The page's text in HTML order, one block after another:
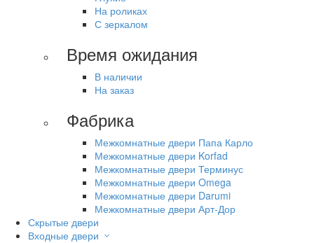
На роликах
С зеркалом
Время ожидания
В наличии
На заказ
Фабрика
Межкомнатные двери Папа Карло
Межкомнатные двери Korfad
Межкомнатные двери Терминус
Межкомнатные двери Omega
Межкомнатные двери Darumi
Межкомнатные двери Арт-Дор
Скрытые двери
Входные двери